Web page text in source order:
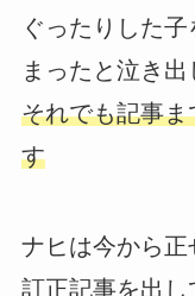
ぐったりした
まったと泣き出
それでも記事
す
ナヒは今から正
訂正記事を出し